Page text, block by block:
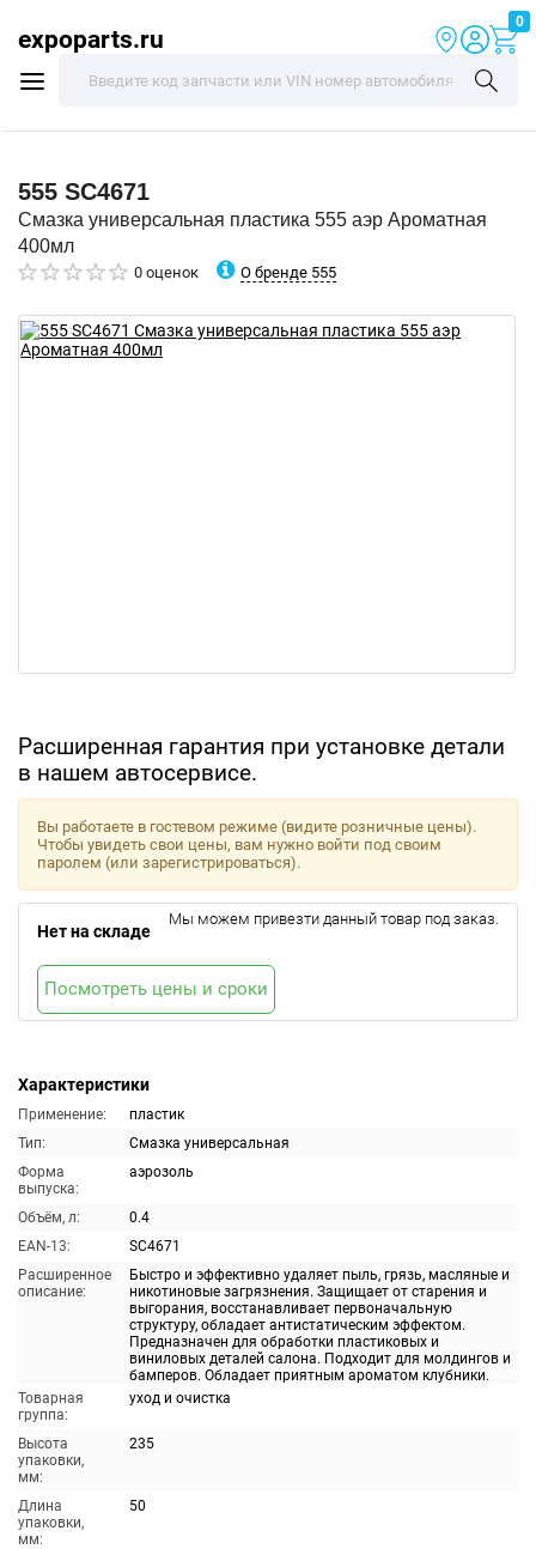
expoparts.ru
0
555 SC4671
Смазка универсальная пластика 555 аэр Ароматная
400мл
0 оценок О бренде 555
Расширенная гарантия при установке детали
в нашем автосервисе.
Характеристики
Применение:
пластик
Тип:
Смазка универсальная
Форма
выпуска:
аэрозоль
Объём, л:
0.4
EAN-13:
SC4671
Расширенное
описание:
Быстро и эффективно удаляет пыль, грязь, масляные и
никотиновые загрязнения. Защищает от старения и
выгорания, восстанавливает первоначальную
структуру, обладает антистатическим эффектом.
Предназначен для обработки пластиковых и
виниловых деталей салона. Подходит для молдингов и
бамперов. Обладает приятным ароматом клубники.
Товарная
группа:
уход и очистка
Высота
упаковки,
мм:
235
Длина
упаковки,
мм:
50
Вы работаете в гостевом режиме (видите розничные цены).
Чтобы увидеть свои цены, вам нужно войти под своим
паролем (или зарегистрироваться).
Нет на складе
Мы можем привезти данный товар под заказ.
Посмотреть цены и сроки